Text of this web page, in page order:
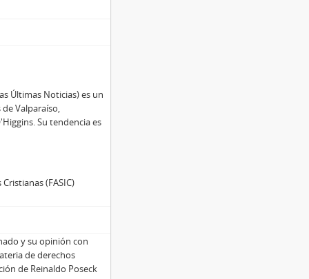
Últimas Noticias) es un
Valparaíso,
Su tendencia es
(FASIC)
y su opinión con
de derechos
de Reinaldo Poseck